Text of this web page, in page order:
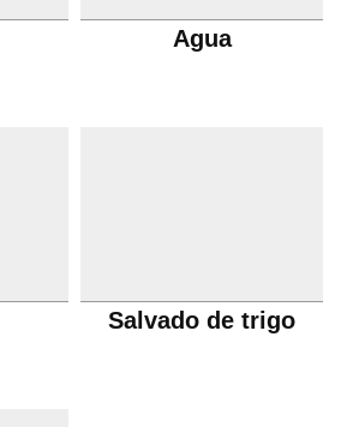
Agua
Salvado de trigo